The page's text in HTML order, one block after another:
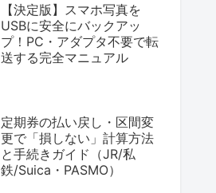
【決定版】スマホ写真を
USBに安全にバックアッ
プ！PC・アダプタ不要で転
送する完全マニュアル
定期券の払い戻し・区間変
更で「損しない」計算方法
と手続きガイド（JR/私
鉄/Suica・PASMO）